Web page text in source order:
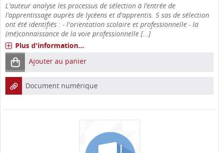
L'auteur analyse les processus de sélection à l’entrée de
l’apprentissage auprès de lycéens et d'apprentis. 5 sas de sélection
ont été identifiés : - l'orientation scolaire et professionnelle - la
(mé)connaissance de la voie professionnelle [...]
Plus d'information...
Ajouter au panier
Document numérique